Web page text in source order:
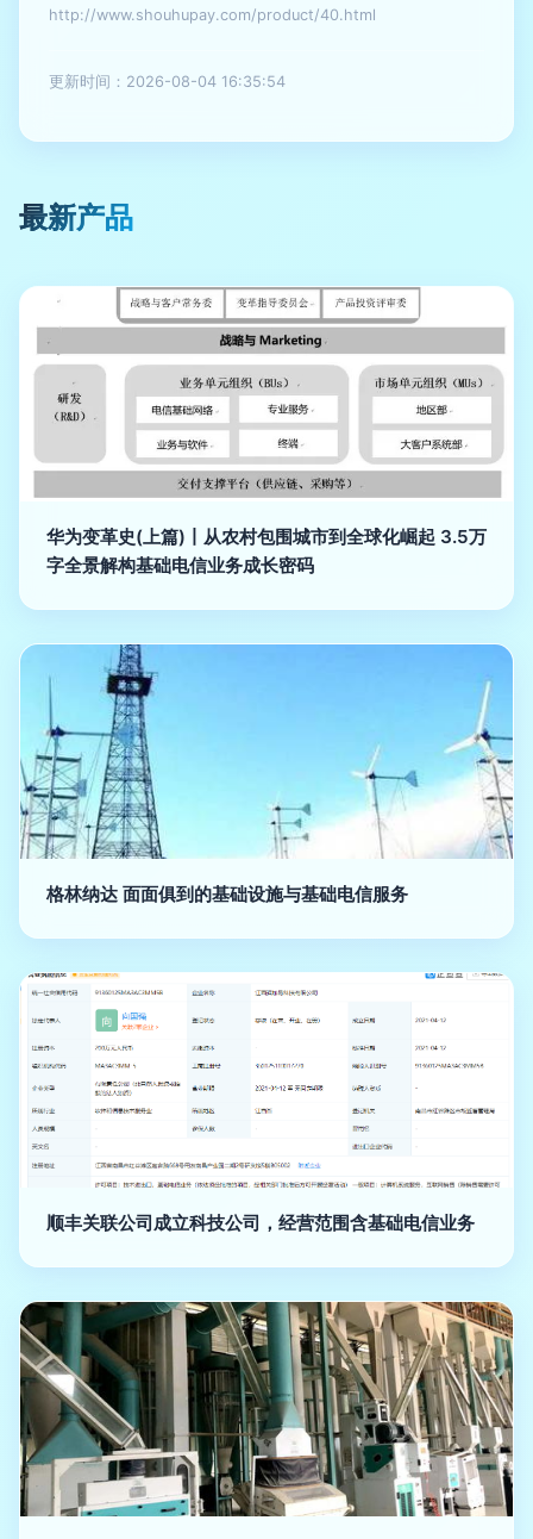
http://www.shouhupay.com/product/40.html
更新时间：2026-08-04 16:35:54
最新产品
华为变革史(上篇)丨从农村包围城市到全球化崛起 3.5万
字全景解构基础电信业务成长密码
格林纳达 面面俱到的基础设施与基础电信服务
顺丰关联公司成立科技公司，经营范围含基础电信业务